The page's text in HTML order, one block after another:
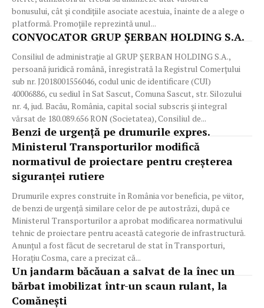
bonusului, cât și condițiile asociate acestuia, înainte de a alege o
platformă. Promoțiile reprezintă unul...
CONVOCATOR GRUP ȘERBAN HOLDING S.A.
Consiliul de administrație al GRUP ȘERBAN HOLDING S.A.,
persoană juridică română, înregistrată la Registrul Comerțului
sub nr. J2018001556046, codul unic de identificare (CUI)
40006886, cu sediul în Sat Sascut, Comuna Sascut, str. Silozului
nr. 4, jud. Bacău, România, capital social subscris și integral
vărsat de 180.089.656 RON (Societatea), Consiliul de...
Benzi de urgență pe drumurile expres.
Ministerul Transporturilor modifică
normativul de proiectare pentru creșterea
siguranței rutiere
Drumurile expres construite în România vor beneficia, pe viitor,
de benzi de urgență similare celor de pe autostrăzi, după ce
Ministerul Transporturilor a aprobat modificarea normativului
tehnic de proiectare pentru această categorie de infrastructură.
Anunțul a fost făcut de secretarul de stat în Transporturi,
Horațiu Cosma, care a precizat că...
Un jandarm băcăuan a salvat de la înec un
bărbat imobilizat într-un scaun rulant, la
Comănești